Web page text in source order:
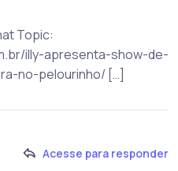
Topic:
illy-apresenta-show-de-
no-pelourinho/ […]
Acesse para responder